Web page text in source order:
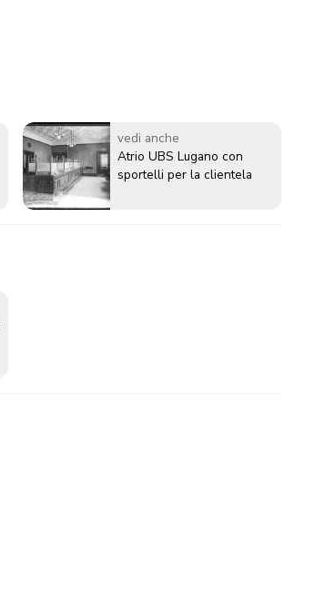
vedi anche
Atrio UBS Lugano con
sportelli per la clientela